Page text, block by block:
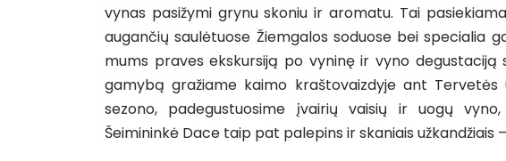
vynas pasižymi grynu skoniu ir aromatu. Tai
augančių saulėtuose Žiemgalos soduose bei specialia
mums praves ekskursiją po vyninę ir vyno degustaciją
gamybą gražiame kaimo kraštovaizdyje ant Tervetės
sezono, padegustuosime įvairių vaisių ir uogų
Šeimininkė Dace taip pat palepins ir skaniais užkandžiais